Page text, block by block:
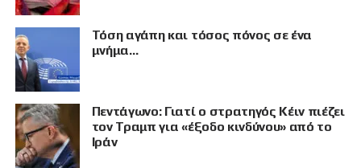
Τόση αγάπη και τόσος πόνος σε ένα
μνήμα…
Πεντάγωνο: Γιατί ο στρατηγός Κέιν πιέζει
τον Τραμπ για «έξοδο κινδύνου» από το
Ιράν